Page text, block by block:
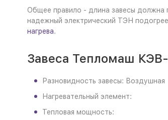
Общее правило - длина завесы должна
надежный электрический ТЭН
нагрева.
Завеса Тепломаш
Разновидность завесы: Воздушная
Нагревательный элемент:
Тепловая мощность: